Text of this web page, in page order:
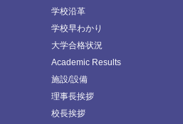
学校沿革
学校早わかり
大学合格状況
Academic Results
施設/設備
理事長挨拶
校長挨拶